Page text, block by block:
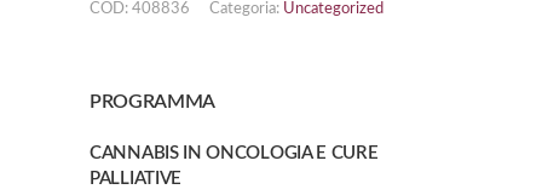
COD: 408836 Categoria: Uncategorized
PROGRAMMA
CANNABIS IN ONCOLOGIA E CURE
PALLIATIVE